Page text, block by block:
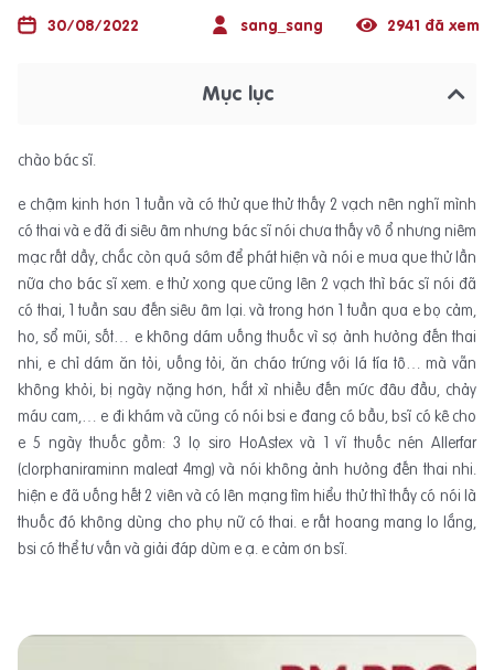
30/08/2022 sang_sang 2941 đã xem
Mục lục
chào bác sĩ.
e chậm kinh hơn 1 tuần và có thử que thử thấy 2 vạch nên nghĩ mình
có thai và e đã đi siêu âm nhưng bác sĩ nói chưa thấy vô ổ nhưng niêm
mạc rất dầy, chắc còn quá sớm để phát hiện và nói e mua que thử lần
nữa cho bác sĩ xem. e thử xong que cũng lên 2 vạch thì bác sĩ nói đã
có thai, 1 tuần sau đến siêu âm lại. và trong hơn 1 tuần qua e bọ cảm,
ho, sổ mũi, sốt… e không dám uống thuốc vì sợ ảnh hưởng đến thai
nhi, e chỉ dám ăn tỏi, uống tỏi, ăn cháo trứng với lá tía tô… mà vẫn
không khỏi, bị ngày nặng hơn, hắt xì nhiều đến mức đâu đầu, chảy
máu cam,… e đi khám và cũng có nói bsi e đang có bầu, bsĩ có kê cho
e 5 ngày thuốc gồm: 3 lọ siro HoAstex và 1 vĩ thuốc nén Allerfar
(clorphaniraminn maleat 4mg) và nói không ảnh hưởng đến thai nhi.
hiện e đã uống hết 2 viên và có lên mạng tìm hiểu thử thì thấy có nói là
thuốc đó không dùng cho phụ nữ có thai. e rất hoang mang lo lắng,
bsi có thể tư vấn và giải đáp dùm e ạ. e cảm ơn bsĩ.